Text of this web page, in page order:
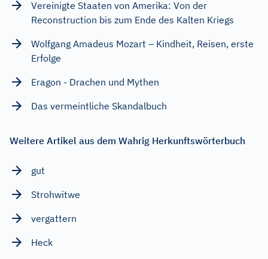
Vereinigte Staaten von Amerika: Von der
Reconstruction bis zum Ende des Kalten Kriegs
Wolfgang Amadeus Mozart – Kindheit, Reisen, erste
Erfolge
Eragon - Drachen und Mythen
Das vermeintliche Skandalbuch
Weitere Artikel aus dem Wahrig Herkunftswörterbuch
gut
Strohwitwe
vergattern
Heck